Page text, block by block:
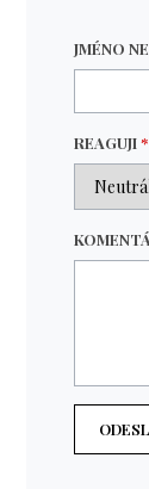
JMÉNO
REAGUJI*